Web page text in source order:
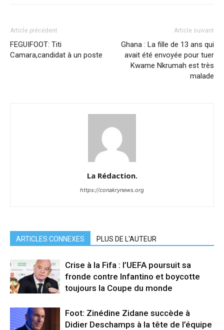
Article précédent
FEGUIFOOT: Titi
Camara,candidat à un poste
Article suivant
Ghana : La fille de 13 ans qui
avait été envoyée pour tuer
Kwame Nkrumah est très
malade
La Rédaction.
https://conakrynews.org
ARTICLES CONNEXES PLUS DE L'AUTEUR
Crise à la Fifa : l’UEFA poursuit sa
fronde contre Infantino et boycotte
toujours la Coupe du monde
Foot: Zinédine Zidane succède à
Didier Deschamps à la tête de l’équipe